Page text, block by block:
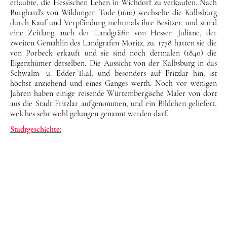
er­laubte, die Hessischen Lehen in Wichdorf zu verkaufen. Nach
Burghard's von Wildungen Tode (1610) wechselte die Kalbs­burg
durch Kauf und Verpfändung mehrmals ihre Besitzer, und stand
eine Zeitlang auch der Landgräfin von Hessen Juliane, der
zweiten Gemahlin des Landgrafen Moritz, zu. 1778 hatten sie die
von Porbeck erkauft und sie sind noch dermalen (1840) die
Eigenthümer derselben. Die Aussicht von der Kalbsburg in das
Schwalm- u. Edder-Thal, und besonders auf Fritzlar hin, ist
höchst anziehend und eines Ganges werth. Noch vor wenigen
Jahren haben einige reisende Würtem­bergische Maler von dort
aus die Stadt Fritzlar aufgenommen, und ein Bildchen geliefert,
welches sehr wohl gelungen genannt werden darf.
Stadtgeschichte: